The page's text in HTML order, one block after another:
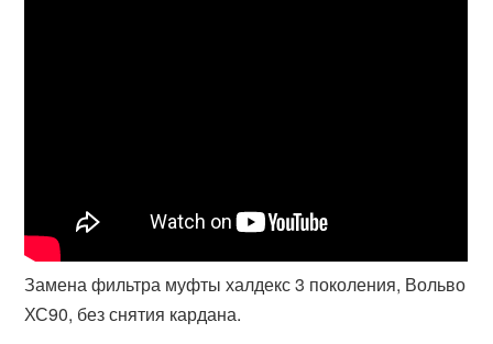
Замена фильтра муфты халдекс 3 поколения, Вольво
ХС90, без снятия кардана.